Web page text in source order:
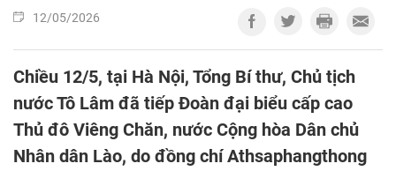
12/05/2026
Chiều 12/5, tại Hà Nội, Tổng Bí thư, Chủ tịch
nước Tô Lâm đã tiếp Đoàn đại biểu cấp cao
Thủ đô Viêng Chăn, nước Cộng hòa Dân chủ
Nhân dân Lào, do đồng chí Athsaphangthong